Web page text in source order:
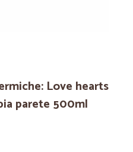
Love hearts
parete 500ml